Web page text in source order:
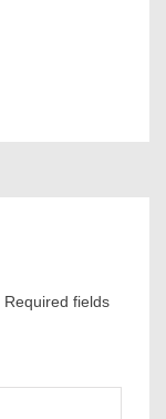
Required fields